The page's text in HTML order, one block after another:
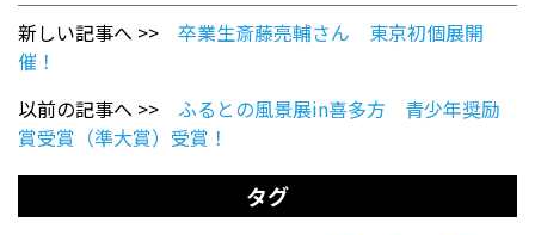
新しい記事へ >> 卒業生斎藤亮輔さん 東京初個展開
催！
以前の記事へ >> ふるとの風景展in喜多方 青少年奨励
賞受賞（準大賞）受賞！
タグ